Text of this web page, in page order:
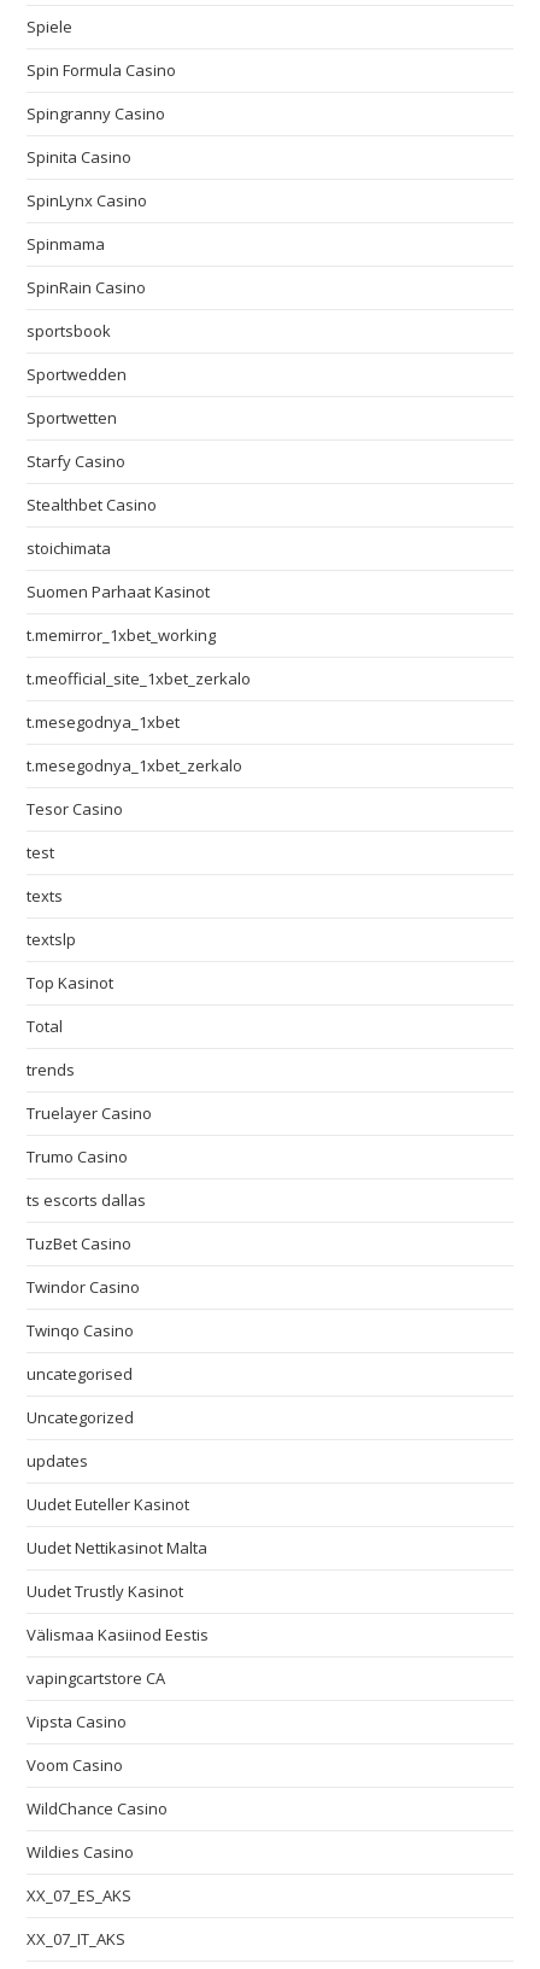
Spiele
Spin Formula Casino
Spingranny Casino
Spinita Casino
SpinLynx Casino
Spinmama
SpinRain Casino
sportsbook
Sportwedden
Sportwetten
Starfy Casino
Stealthbet Casino
stoichimata
Suomen Parhaat Kasinot
t.memirror_1xbet_working
t.meofficial_site_1xbet_zerkalo
t.mesegodnya_1xbet
t.mesegodnya_1xbet_zerkalo
Tesor Casino
test
texts
textslp
Top Kasinot
Total
trends
Truelayer Casino
Trumo Casino
ts escorts dallas
TuzBet Casino
Twindor Casino
Twinqo Casino
uncategorised
Uncategorized
updates
Uudet Euteller Kasinot
Uudet Nettikasinot Malta
Uudet Trustly Kasinot
Välismaa Kasiinod Eestis
vapingcartstore CA
Vipsta Casino
Voom Casino
WildChance Casino
Wildies Casino
XX_07_ES_AKS
XX_07_IT_AKS